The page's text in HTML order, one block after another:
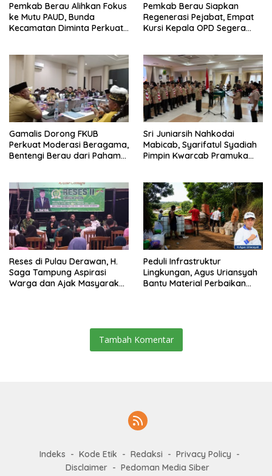
Pemkab Berau Alihkan Fokus
ke Mutu PAUD, Bunda
Kecamatan Diminta Perkuat
Pemkab Berau Siapkan
Regenerasi Pejabat, Empat
Kursi Kepala OPD Segera
Gamalis Dorong FKUB
Perkuat Moderasi Beragama,
Bentengi Berau dari Paham
Sri Juniarsih Nahkodai
Mabicab, Syarifatul Syadiah
Pimpin Kwarcab Pramuka
Reses di Pulau Derawan, H.
Saga Tampung Aspirasi
Warga dan Ajak Masyarakat
Peduli Infrastruktur
Lingkungan, Agus Uriansyah
Bantu Material Perbaikan
Tambah Komentar
Indeks Kode Etik Redaksi
Privacy Policy
Disclaimer
Pedoman Media Siber